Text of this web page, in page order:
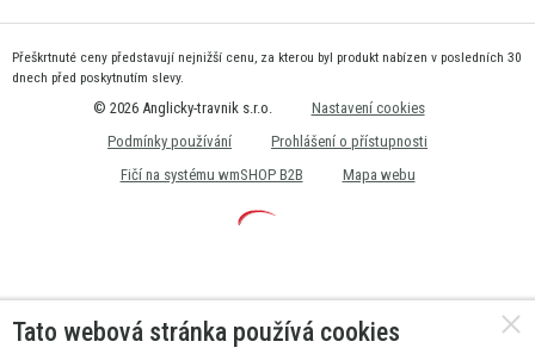
Přeškrtnuté ceny představují nejnižší cenu, za kterou byl produkt nabízen v posledních 30
dnech před poskytnutím slevy.
© 2026 Anglicky-travnik s.r.o.
Nastavení cookies
Podmínky používání
Prohlášení o přístupnosti
Fičí na systému wmSHOP B2B
Mapa webu
Tato webová stránka používá cookies